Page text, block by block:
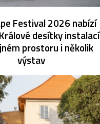
Festival 2026 nabízí
desítky instalací
prostoru i několik
výstav